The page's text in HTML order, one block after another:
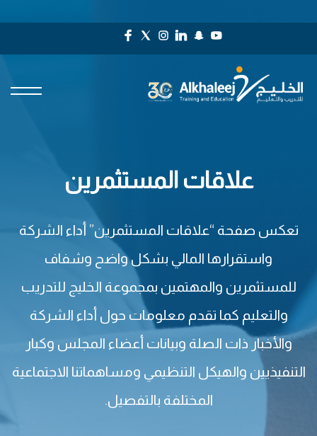
علاقات المستثمرين
تعكس صفحة “علاقات المستثمرين” أداء الشركة
واستقرارها المالي بشكل واضح وشفاف
للمستثمرين والمهتمين بمجموعة الخليج للتدريب
والتعليم كما تقدم معلومات حول أداء الشركة
والأخبار ذات الصلة وبيانات أعضاء المجلس وكبار
التنفيذيين والهيكل التنظيمي ومساهماتنا الاجتماعية
المختلفة بالتفصيل.